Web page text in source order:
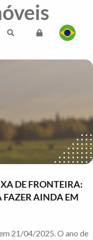
DE FRONTEIRA:
FAZER AINDA EM
21/04/2025. O ano de